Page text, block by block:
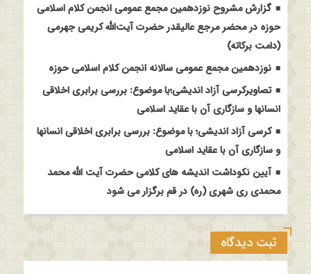
گزارش مشروح نوزدهمین مجمع عمومی انجمن کلام اسلامی
حوزه در محضر مرجع عالیقدر حضرت آیت‌الله کریمی جهرمی
(دامت برکاته)
نوزدهمین مجمع عمومی سالانه انجمن کلام اسلامی حوزه
تصاویرکرسی آزاد اندیشی؛با موضوع: بررسی برابری اخلاقی
انسانها و سازگاری آن با عقاید اسلامی
کرسی آزاد اندیشی؛ با موضوع: بررسی برابری اخلاقی انسانها
و سازگاری آن با عقاید اسلامی
آیین نکوداشت اندیشه های کلامی حضرت آیت الله محمد
محمدی ری شهری (ره) در قم برگزار می شود
ثبت دیدگاه